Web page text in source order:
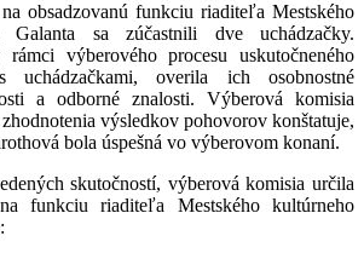
obsadzovanú funkciu riaditeľa Mestského
Galanta sa zúčastnili dve uchádzačky.
výberového procesu uskutočneného
uchádzačkami, overila ich osobnostné
a odborné znalosti. Výberová komisia
výsledkov pohovorov konštatuje,
bola úspešná vo výberovom konaní.
skutočností, výberová komisia určila
funkciu riaditeľa Mestského kultúrneho